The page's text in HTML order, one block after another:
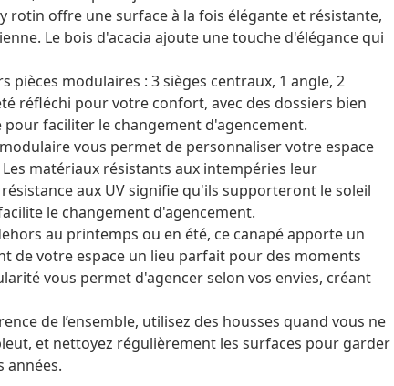
rotin offre une surface à la fois élégante et résistante,
Le bois d'acacia ajoute une touche d'élégance qui
pièces modulaires : 3 sièges centraux, 1 angle, 2
réfléchi pour votre confort, avec des dossiers bien
faciliter le changement d'agencement.
vous permet de personnaliser votre espace
matériaux résistants aux intempéries leur
aux UV signifie qu'ils supporteront le soleil
le changement d'agencement.
au printemps ou en été, ce canapé apporte un
de votre espace un lieu parfait pour des moments
vous permet d'agencer selon vos envies, créant
de l’ensemble, utilisez des housses quand vous ne
et nettoyez régulièrement les surfaces pour garder
années.